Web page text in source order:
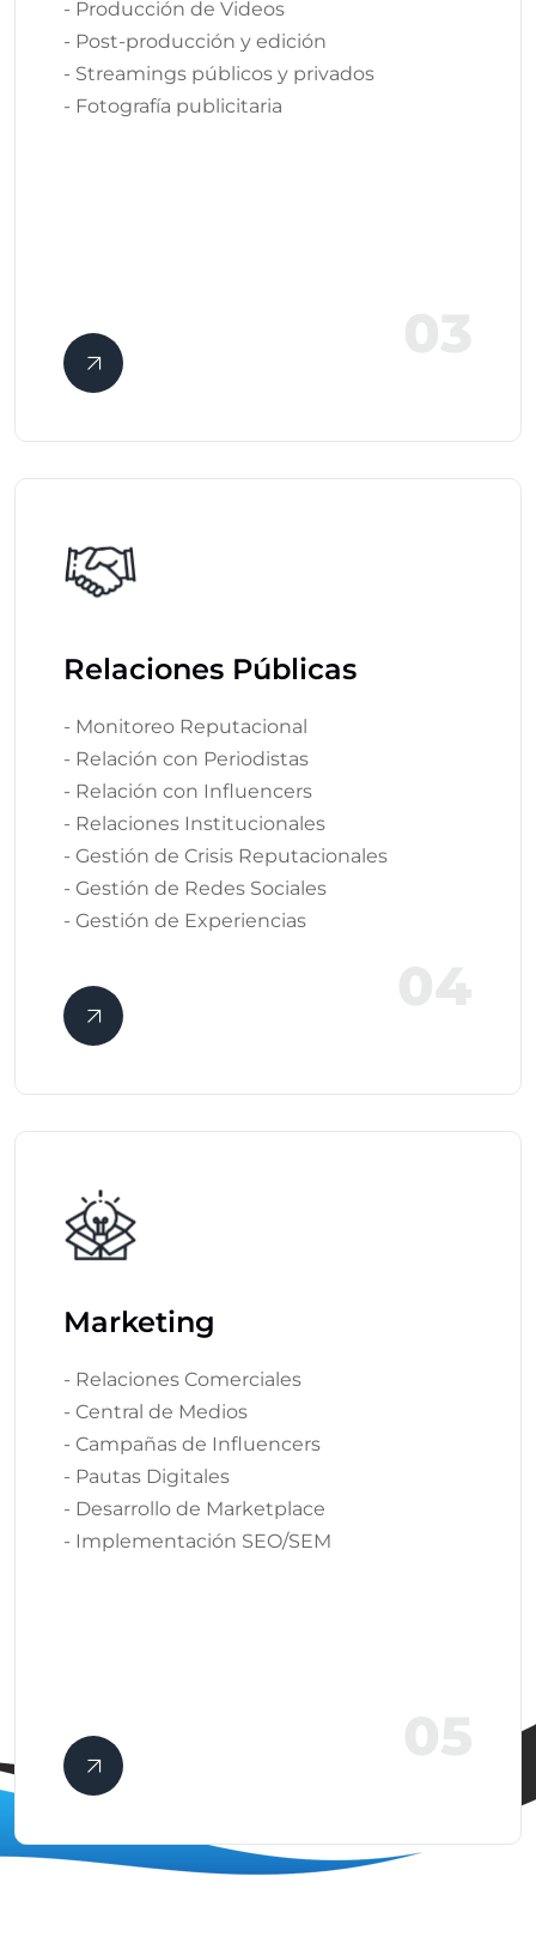
- Producción de Videos
- Post-producción y edición
- Streamings públicos y privados
- Fotografía publicitaria
Relaciones Públicas
- Monitoreo Reputacional
- Relación con Periodistas
- Relación con Influencers
- Relaciones Institucionales
- Gestión de Crisis Reputacionales
- Gestión de Redes Sociales
- Gestión de Experiencias
Marketing
- Relaciones Comerciales
- Central de Medios
- Campañas de Influencers
- Pautas Digitales
- Desarrollo de Marketplace
- Implementación SEO/SEM